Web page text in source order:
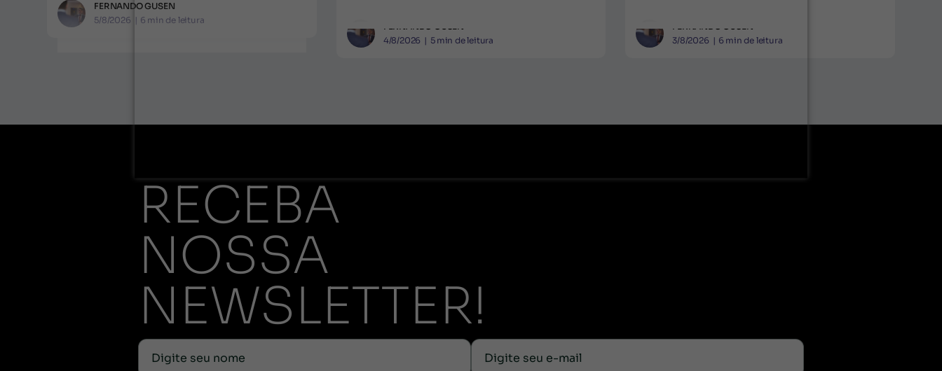
FERNANDO GUSEN
5/8/2026 | 6 min de leitura
FERNANDO GUSEN
4/8/2026 | 5 min de leitura
FERNANDO GUSEN
3/8/2026 | 6 min de leitura
RECEBA
NOSSA
NEWSLETTER!